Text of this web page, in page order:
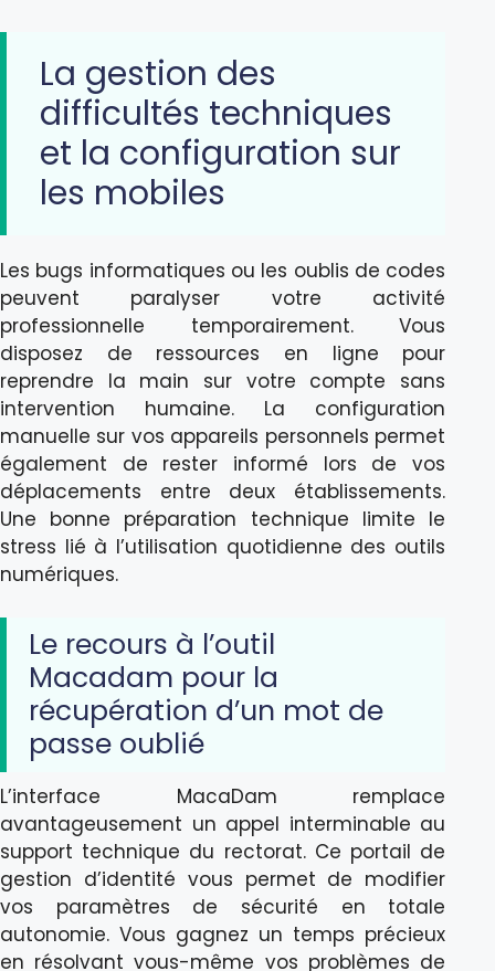
La gestion des
difficultés techniques
et la configuration sur
les mobiles
Les bugs informatiques ou les oublis de codes
peuvent paralyser votre activité
professionnelle temporairement. Vous
disposez de ressources en ligne pour
reprendre la main sur votre compte sans
intervention humaine. La configuration
manuelle sur vos appareils personnels permet
également de rester informé lors de vos
déplacements entre deux établissements.
Une bonne préparation technique limite le
stress lié à l’utilisation quotidienne des outils
numériques.
Le recours à l’outil
Macadam pour la
récupération d’un mot de
passe oublié
L’interface MacaDam remplace
avantageusement un appel interminable au
support technique du rectorat. Ce portail de
gestion d’identité vous permet de modifier
vos paramètres de sécurité en totale
autonomie. Vous gagnez un temps précieux
en résolvant vous-même vos problèmes de